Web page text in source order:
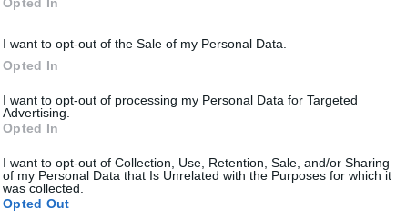
I want to opt-out of the Sale of my Personal Data.
Opted In
I want to opt-out of processing my Personal Data for Targeted
Advertising.
Opted In
I want to opt-out of Collection, Use, Retention, Sale, and/or Sharing
of my Personal Data that Is Unrelated with the Purposes for which it
was collected.
Opted Out
(Portugal), donde tres niños pastores, llamados
Marto, afirman que se les ha aparecido la
de 1861, en Nueva Gales del Sur (Australia).